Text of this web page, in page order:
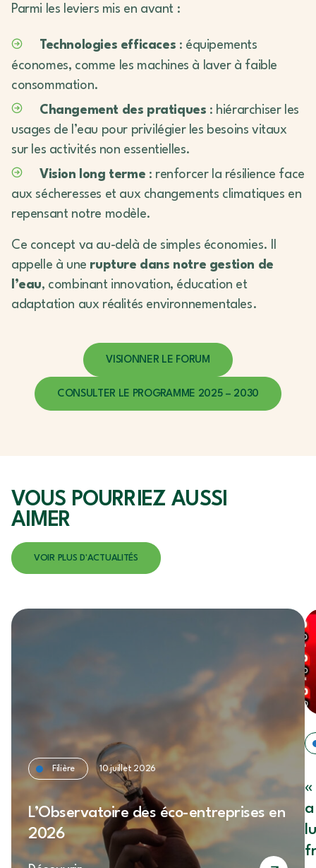
Parmi les leviers mis en avant :
Technologies efficaces : équipements
économes, comme les machines à laver à faible
consommation.
Changement des pratiques : hiérarchiser les
usages de l’eau pour privilégier les besoins vitaux
sur les activités non essentielles.
Vision long terme : renforcer la résilience face
aux sécheresses et aux changements climatiques en
repensant notre modèle.
Ce concept va au-delà de simples économies. Il
appelle à une rupture dans notre gestion de
l’eau, combinant innovation, éducation et
adaptation aux réalités environnementales.
VISIONNER LE FORUM
CONSULTER LE PROGRAMME 2025 – 2030
VOUS POURRIEZAUSSI
AIMER
VOIR PLUS D'ACTUALITÉS
Filière 10 juillet 2026
L’Observatoire des éco-entreprises en
2026
«